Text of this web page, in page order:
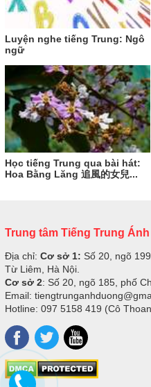
Luyện nghe tiếng Trung: Ngô
ngữ
Học tiếng Trung qua bài hát:
Hoa Bằng Lăng 追風的女兒...
Trung tâm Tiếng Trung
Địa chỉ: Cơ sở 1: Số 20, ngõ
Từ Liêm, Hà Nội.
Cơ sở 2: Số 20, ngõ 185, phố
Email:
Hotline: 097 5158 419 (Cô